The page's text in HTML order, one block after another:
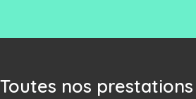
Toutes nos prestations